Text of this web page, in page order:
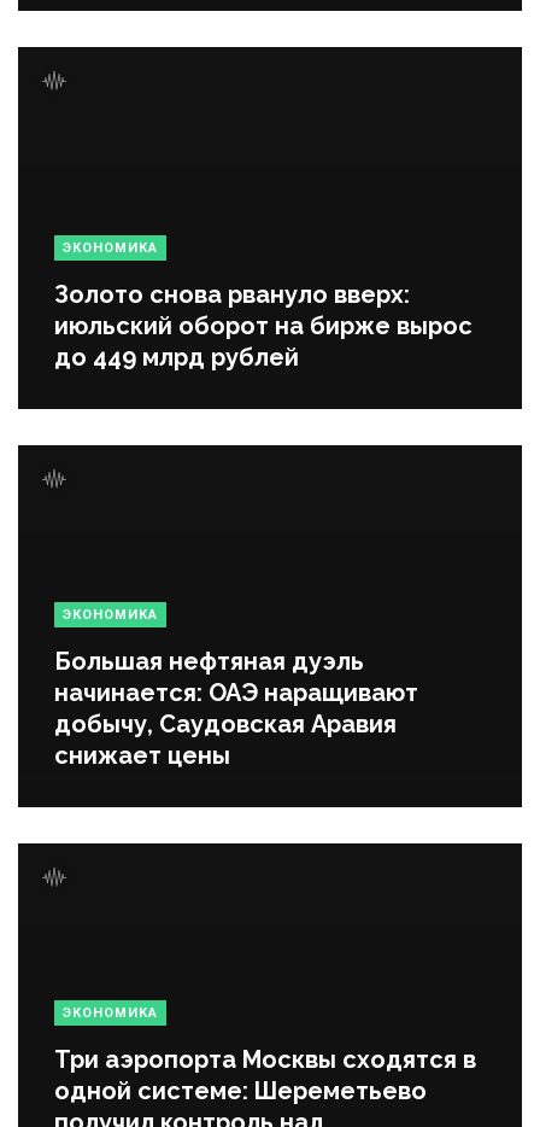
ЭКОНОМИКА
Золото снова рвануло вверх:
июльский оборот на бирже вырос
до 449 млрд рублей
ЭКОНОМИКА
Большая нефтяная дуэль
начинается: ОАЭ наращивают
добычу, Саудовская Аравия
снижает цены
ЭКОНОМИКА
Три аэропорта Москвы сходятся в
одной системе: Шереметьево